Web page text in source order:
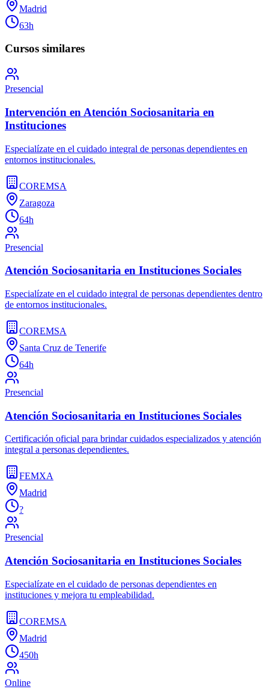
Madrid
63h
Cursos similares
Presencial
Intervención en Atención Sociosanitaria en
Instituciones
Especialízate en el cuidado integral de personas dependientes en
entornos institucionales.
COREMSA
Zaragoza
64h
Presencial
Atención Sociosanitaria en Instituciones Sociales
Especialízate en el cuidado integral de personas dependientes dentro
de entornos institucionales.
COREMSA
Santa Cruz de Tenerife
64h
Presencial
Atención Sociosanitaria en Instituciones Sociales
Certificación oficial para brindar cuidados especializados y atención
integral a personas dependientes.
FEMXA
Madrid
?
Presencial
Atención Sociosanitaria en Instituciones Sociales
Especialízate en el cuidado de personas dependientes en
instituciones y mejora tu empleabilidad.
COREMSA
Madrid
450h
Online